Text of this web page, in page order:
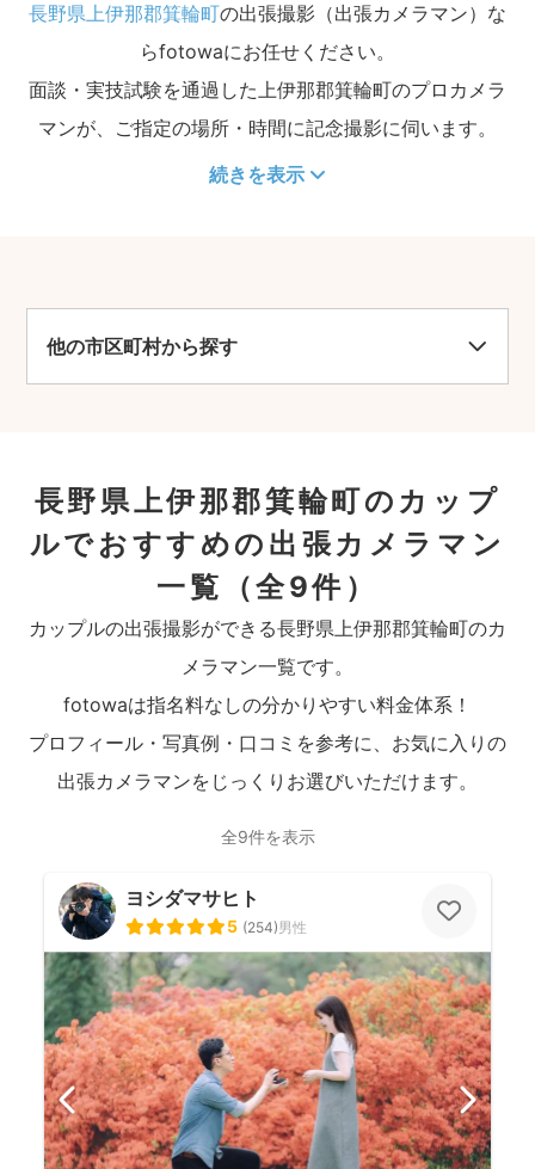
長野県上伊那郡箕輪町の出張撮影（出張カメラマン）な
らfotowaにお任せください。
面談・実技試験を通過した上伊那郡箕輪町のプロカメラ
マンが、ご指定の場所・時間に記念撮影に伺います。
続きを表示
他の市区町村から探す
長野県上伊那郡箕輪町のカップ
ルでおすすめの出張カメラマン
一覧
（全9件）
カップルの出張撮影ができる長野県上伊那郡箕輪町のカ
メラマン一覧です。
fotowaは指名料なしの分かりやすい料金体系！
プロフィール・写真例・口コミを参考に、お気に入りの
出張カメラマンをじっくりお選びいただけます。
全9件を表示
ヨシダマサヒト
5 (254)男性